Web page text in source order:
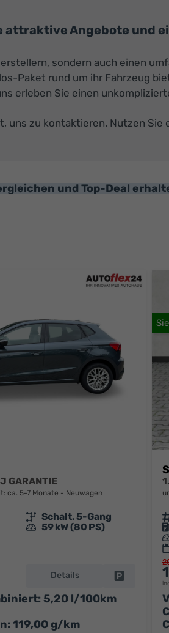
attraktive Angebote und
sondern auch einen
Paket rund um ihr Fahrzeug
erleben Sie einen
uns zu kontaktieren. Nutzen
und Top-Deal
GARANTIE
ca. 5-7 Monate Neuwagen
Getriebe Schalt. 5-Gang
Leistung 59 kW (80 PS)
Details Fahrzeug
5,20 l/100km
119,00 g/km